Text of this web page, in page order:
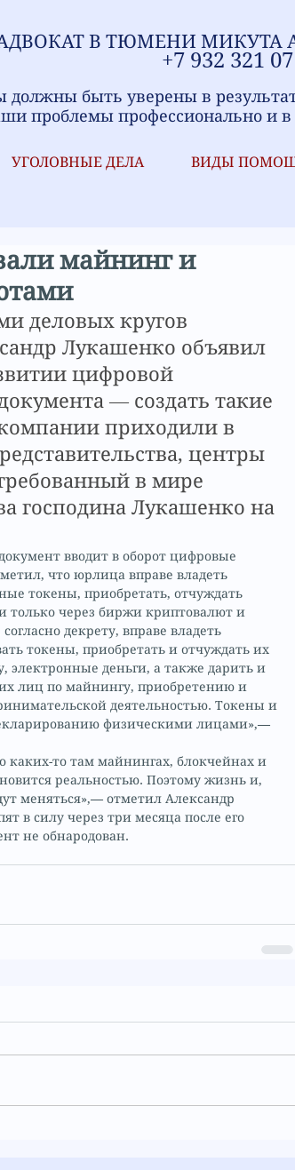
В ТЮМЕНИ МИКУТА
+7 932 321
должны быть уверены в
проблемы профессионально и в
УГОЛОВНЫЕ ДЕЛА ВИДЫ
майнинг и
деловых кругов
Лукашенко объявил
цифровой
— создать такие
приходили в
центры
в мире
господина Лукашенко на
вводит в оборот цифровые
что юрлица вправе владеть
токены, приобретать, отчуждать
через биржи криптовалют и
декрету, вправе владеть
токены, приобретать и отчуждать их
электронные деньги, а также дарить и
лиц по майнингу, приобретению и
деятельностью. Токены и
физическими лицами»,—
каких-то там майнингах, блокчейнах и
реальностью. Поэтому жизнь и,
меняться»,— отметил Александр
в силу через три месяца после его
не обнародован.